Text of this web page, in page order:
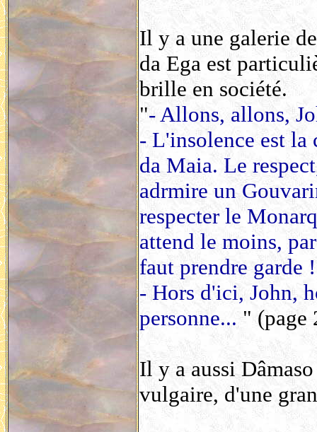
Il y a une galerie
da Ega est
brille en société.
"- Allons, allons,
- L'insolence est la
da Maia. Le
adrmire un
respecter le
attend le moins,
faut prendre garde !
- Hors d'ici, John,
personne..." (page
Il y a aussi
vulgaire, d'une